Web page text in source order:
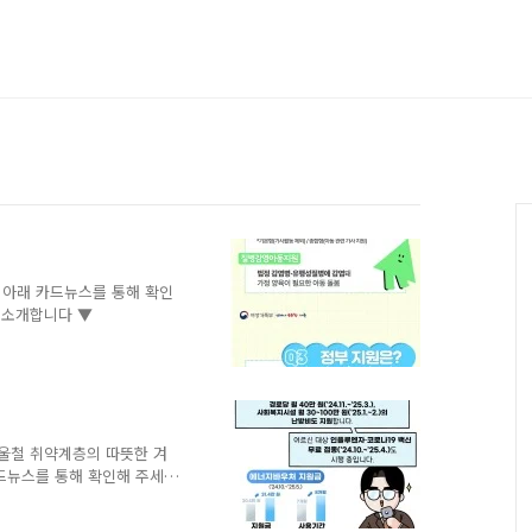
래 카드뉴스를 통해 확인
개합니다 ▼
철 취약계층의 따뜻한 겨
스를 통해 확인해 주세
다 ▼